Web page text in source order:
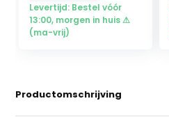
Levertijd: Bestel vóór
13:00, morgen in huis ⚠
(ma-vrij)
Productomschrijving